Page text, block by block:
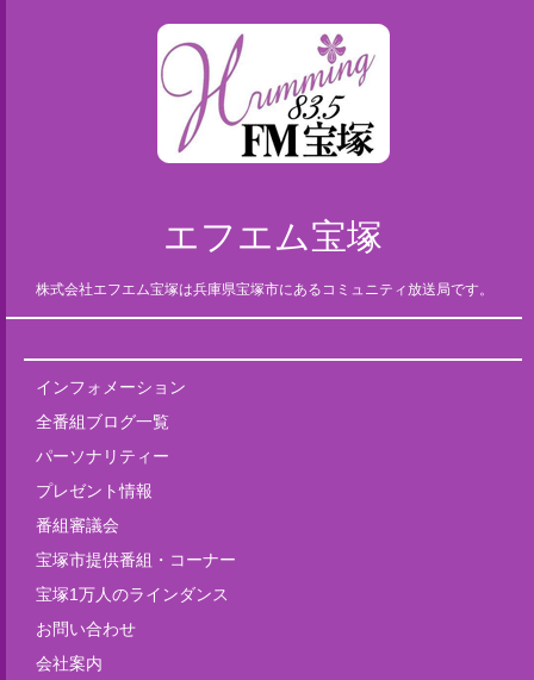
エフエム宝塚
株式会社エフエム宝塚は兵庫県宝塚市にあるコミュニティ放送局です。
インフォメーション
全番組ブログ一覧
パーソナリティー
プレゼント情報
番組審議会
宝塚市提供番組・コーナー
宝塚1万人のラインダンス
お問い合わせ
会社案内